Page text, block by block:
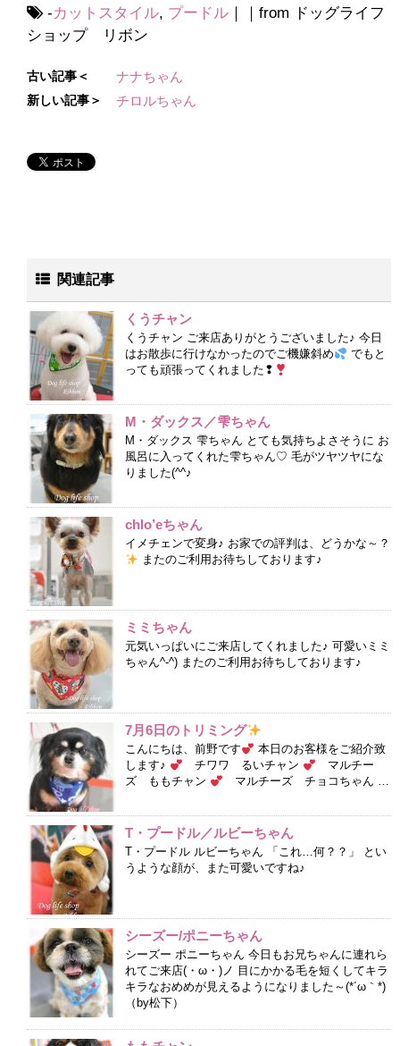
-カットスタイル, プードル ｜｜from ドッグライフ
ショップ リボン
古い記事＜ ナナちゃん
新しい記事＞ チロルちゃん
関連記事
くうチャン
くうチャン ご来店ありがとうございました♪ 今日
はお散歩に行けなかったのでご機嫌斜め
でもと
っても頑張ってくれました❢
M・ダックス／雫ちゃん
M・ダックス 雫ちゃん とても気持ちよさそうに お
風呂に入ってくれた雫ちゃん♡ 毛がツヤツヤにな
りました(^^♪
chlo’eちゃん
イメチェンで変身♪ お家での評判は、どうかな～？
またのご利用お待ちしております♪
ミミちゃん
元気いっぱいにご来店してくれました♪ 可愛いミミ
ちゃん^-^) またのご利用お待ちしております♪
7月6日のトリミング
こんにちは、前野です
本日のお客様をご紹介致
します♪
チワワ るいチャン
マルチー
ズ ももチャン
マルチーズ チョコちゃん …
T・プードル／ルビーちゃん
T・プードル ルビーちゃん 「これ…何？？」 とい
うような顔が、また可愛いですね♪
シーズー/ポニーちゃん
シーズー ポニーちゃん 今日もお兄ちゃんに連れら
れてご来店(・ω・)ノ 目にかかる毛を短くしてキラ
キラなおめめが見えるようになりました～(*´ω｀*)
（by松下）